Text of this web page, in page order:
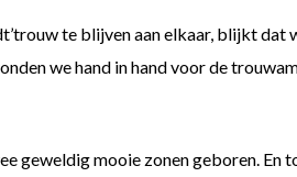
te blijven aan elkaar, blijkt
we hand in hand voor de
geweldig mooie zonen geboren.